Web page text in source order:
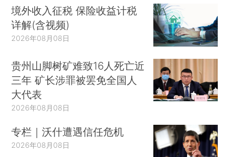
境外收入征税 保险收益计税
详解(含视频)
2026年08月08日
贵州山脚树矿难致16人死亡近
三年 矿长涉罪被罢免全国人
大代表
2026年08月08日
专栏｜沃什遭遇信任危机
2026年08月08日